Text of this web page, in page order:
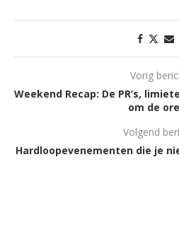
Vorig
Weekend Recap: De PR’s,
om de
Volgend
Hardloopevenementen die je